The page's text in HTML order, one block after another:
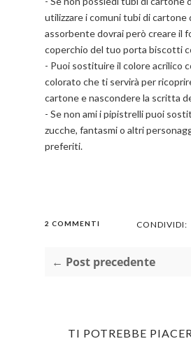
utilizzare i comuni tubi di cartone
assorbente dovrai però creare il
coperchio del tuo porta biscotti
- Puoi sostituire il colore acrilico
colorato che ti servirà per
cartone e nascondere la scritta
- Se non ami i pipistrelli puoi
zucche, fantasmi o altri
preferiti.
2 COMMENTI CONDIVIDI:
← Post precedente
TI POTREBBE